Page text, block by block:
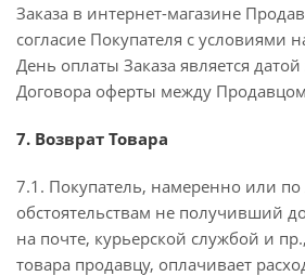
Заказа в интернет-магазине
согласие Покупателя с условиями
День оплаты Заказа является
Договора оферты между
7. Возврат Товара
7.1. Покупатель, намеренно или
обстоятельствам не получивший
на почте, курьерской службой и
товара продавцу, оплачивает